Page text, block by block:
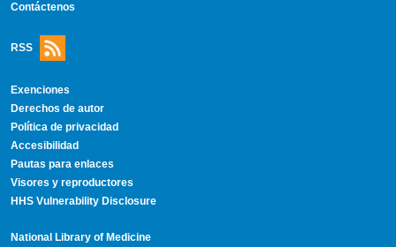
Contáctenos
RSS
Exenciones
Derechos de autor
Política de privacidad
Accesibilidad
Pautas para enlaces
Visores y reproductores
HHS Vulnerability Disclosure
National Library of Medicine